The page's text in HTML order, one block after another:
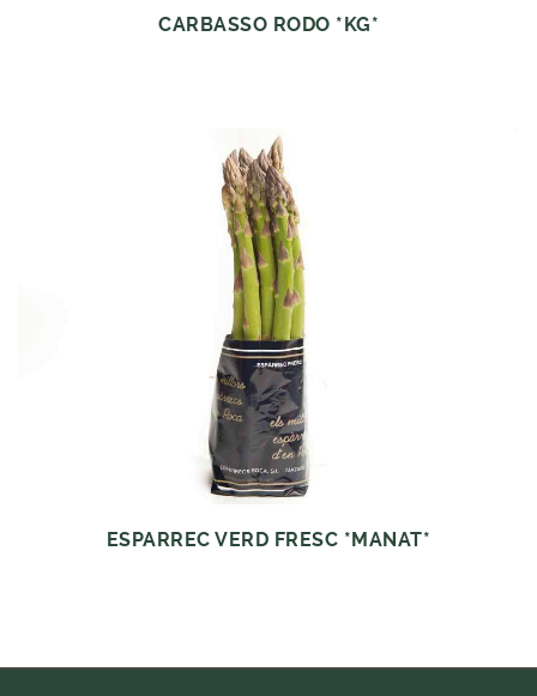
CARBASSO RODO *KG*
ESPARREC VERD FRESC *MANAT*